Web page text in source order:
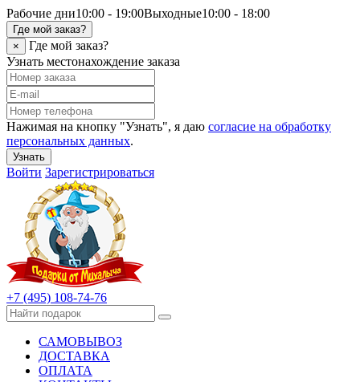
Рабочие дни10:00 - 19:00Выходные10:00 - 18:00
Где мой заказ?
×
Где мой заказ?
Узнать местонахождение заказа
Нажимая на кнопку "Узнать", я даю согласие на обработку
персональных данных.
Узнать
Войти Зарегистрироваться
+7 (495) 108-74-76
САМОВЫВОЗ
ДОСТАВКА
ОПЛАТА